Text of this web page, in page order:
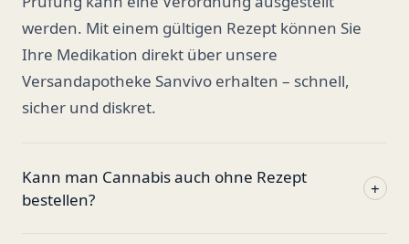
werden. Mit einem gültigen Rezept können Sie
Ihre Medikation direkt über unsere
Versandapotheke Sanvivo erhalten – schnell,
sicher und diskret.
Kann man Cannabis auch ohne Rezept
bestellen?
+